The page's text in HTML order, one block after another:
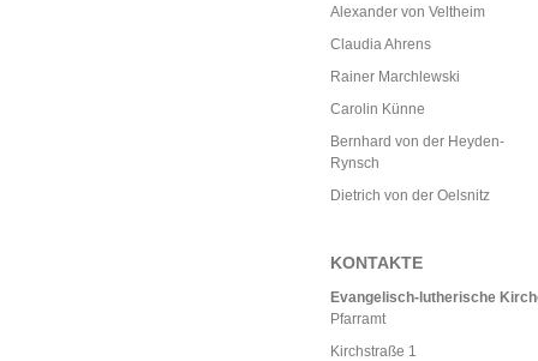
Alexander von Veltheim
Claudia Ahrens
Rainer Marchlewski
Carolin Künne
Bernhard von der Heyden-
Rynsch
Dietrich von der Oelsnitz
KONTAKTE
Evangelisch-lutherische
Pfarramt
Kirchstraße 1